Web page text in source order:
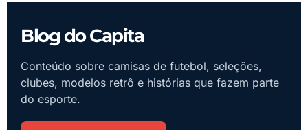
Blog do Capita
Conteúdo sobre camisas de futebol, seleções,
clubes, modelos retrô e histórias que fazem parte
do esporte.